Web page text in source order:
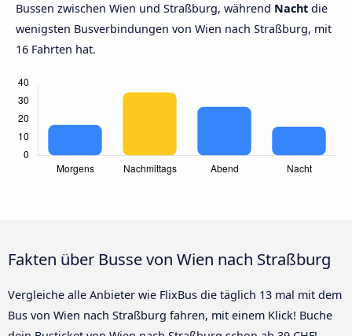
Bussen zwischen Wien und Straßburg, während Nacht die
wenigsten Busverbindungen von Wien nach Straßburg, mit
16 Fahrten hat.
Fakten über Busse von Wien nach Straßburg
Vergleiche alle Anbieter wie FlixBus die täglich 13 mal mit dem
Bus von Wien nach Straßburg fahren, mit einem Klick! Buche